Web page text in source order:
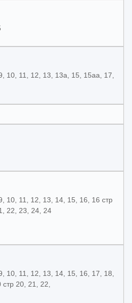
10, 11, 12, 13, 13а, 15, 15аа, 17,
10, 11, 12, 13, 14, 15, 16, 16 стр
22, 23, 24, 24
10, 11, 12, 13, 14, 15, 16, 17, 18,
20, 21, 22,